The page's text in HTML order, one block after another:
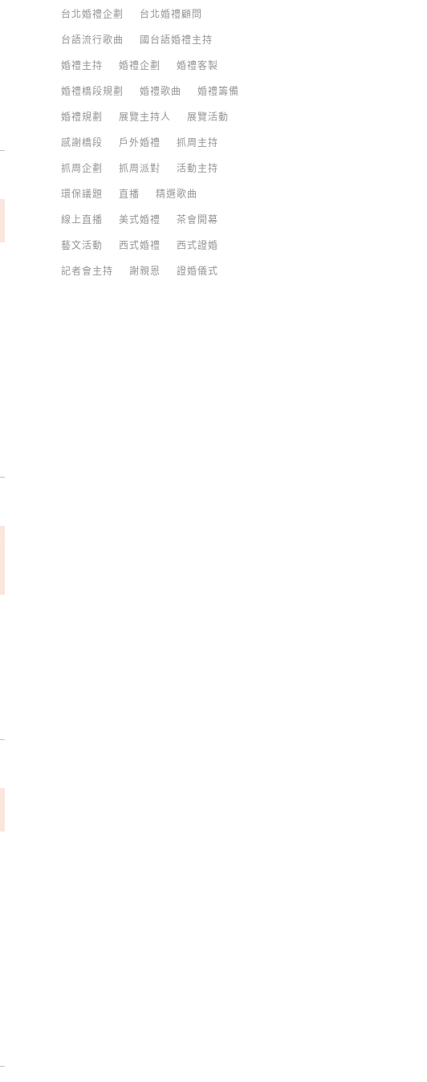
台北婚禮企劃
台北婚禮顧問
台語流行歌曲
國台語婚禮主持
婚禮主持
婚禮企劃
婚禮客製
婚禮橋段規劃
婚禮歌曲
婚禮籌備
婚禮規劃
展覽主持人
展覽活動
感謝橋段
戶外婚禮
抓周主持
抓周企劃
抓周派對
活動主持
環保議題
直播
精選歌曲
線上直播
美式婚禮
茶會開幕
藝文活動
西式婚禮
西式證婚
記者會主持
謝親恩 證婚儀式